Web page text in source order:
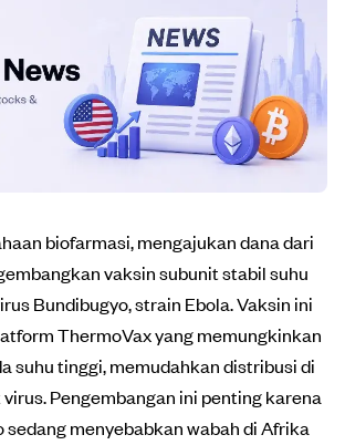
biofarmasi, mengajukan dana dari
vaksin subunit stabil suhu
Bundibugyo, strain Ebola. Vaksin ini
ThermoVax yang memungkinkan
suhu tinggi, memudahkan distribusi di
Pengembangan ini penting karena
sedang menyebabkan wabah di Afrika